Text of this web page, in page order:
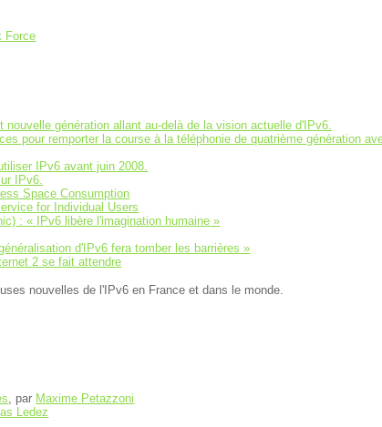
Force
nouvelle génération allant au-delà de la vision actuelle d'IPv6.
pour remporter la course à la téléphonie de quatrième génération
IPv6 avant juin 2008.
IPv6.
Space Consumption
for Individual Users
:
IPv6 libère l'imagination humaine
d'IPv6 fera tomber les barrières
2 se fait attendre
nouvelles de l'IPv6 en France et dans le monde.
, par Maxime Petazzoni
Ledez